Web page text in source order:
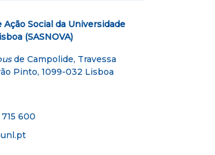
Ação Social da Universidade
(SASNOVA)
de Campolide, Travessa
Pinto, 1099-032 Lisboa
715 600